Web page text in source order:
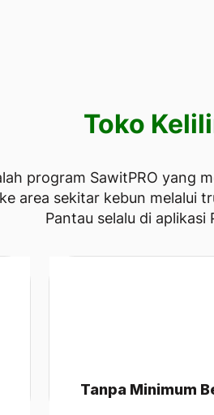
Toko
program SawitPRO yang
area sekitar kebun melalui
Pantau selalu di aplikasi
Tanpa Minimum